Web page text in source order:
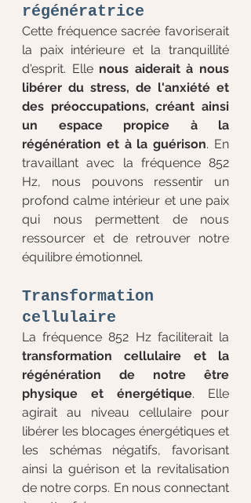
régénératrice
Cette fréquence sacrée favoriserait
la paix intérieure et la tranquillité
d'esprit. Elle nous aiderait à nous
libérer du stress, de l'anxiété et
des préoccupations, créant ainsi
un espace propice à la
régénération et à la guérison. En
travaillant avec la fréquence 852
Hz, nous pouvons ressentir un
profond calme intérieur et une paix
qui nous permettent de nous
ressourcer et de retrouver notre
équilibre émotionnel.
Transformation
cellulaire
transformation cellulaire et la
régénération de notre être
physique et énergétique. Elle
agirait au niveau cellulaire pour
libérer les blocages énergétiques et
les schémas négatifs, favorisant
ainsi la guérison et la revitalisation
de notre corps. En nous connectant